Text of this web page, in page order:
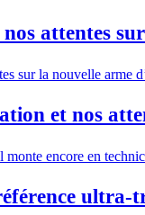
attentes
et nos
ultra-